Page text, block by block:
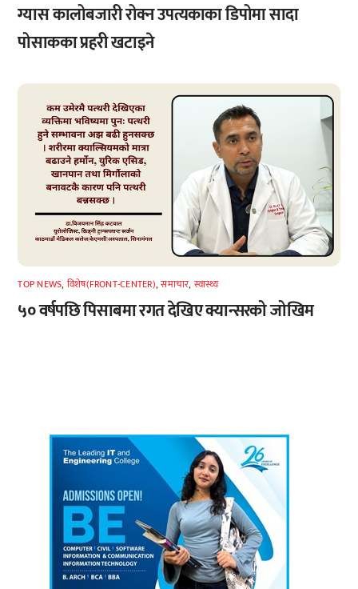
ग्यास कालोबजारी रोक्न उपत्यकाका डिपोमा सादा
पोसाकका प्रहरी खटाइने
TOP NEWS, विशेष(FRONT-CENTER),समाचार, स्वास्थ्य
५० वर्षपछि पिसाबमा रगत देखिए क्यान्सरको जोखिम